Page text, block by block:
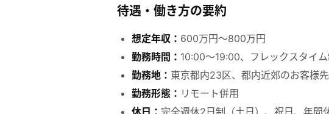
待遇・働き方の要約
想定年収： 600万円〜800万円
勤務時間： 10:00～19:00、フレックスタイ
勤務地： 東京都内23区、都内近郊のお客様先
勤務形態： リモート併用
休日： 完全週休2日制（土日）、祝日、年間